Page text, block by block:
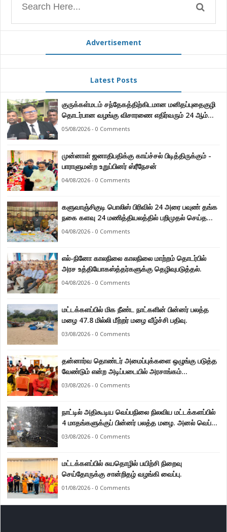
Advertisement
Latest Posts
குருக்கள்மடம் சந்தேகத்திற்கிடமான மனிதப்புதைகுழி
தொடர்பான வழங்கு விசாரணை எதிர்வரும் 24 ஆம்
திகதிக்கு தவணையிடப்பட்டுள்ளது.
05/08/2026 - 0 Comments
முன்னாள் ஜனாதிபதிக்கு காய்ச்சல் பிடித்திருக்கும் -
பாராளுமன்ற உறுப்பினர் ஸ்ரீநேசன்
04/08/2026 - 0 Comments
களுவாஞ்சிகுடி பொலிஸ் பிரிவில் 24 அரை பவுண் தங்க
நகை களவு 24 மணித்தியலத்தில் பறிமுதல் செய்த
பொலிசார்.
04/08/2026 - 0 Comments
எல்-நினோ காலநிலை காலநிலை மாற்றம் தொடர்பில்
அரச உத்தியோகஸ்த்தர்களுக்கு தெழிவுபடுத்தல்.
04/08/2026 - 0 Comments
மட்டக்களப்பில் மிக நீண்ட நாட்களின் பின்னர் பலத்த
மழை 47.8 மில்லி மீற்றர் மழை வீழ்ச்சி பதிவு.
03/08/2026 - 0 Comments
தன்னார்வ தொண்டர் அமைப்புக்களை ஒழுங்கு படுத்த
வேண்டும் என்ற அடிப்படையில் அரசாங்கம்
கொண்டுவரவுள்ள சட்டம் - சட்டத்தரணி ஐங்கரன்.
03/08/2026 - 0 Comments
நாட்டில் அதிகூடிய வெப்பநிலை நிலவிய மட்டக்களப்பில்
4 மாதங்களுக்குப் பின்னர் பலத்த மழை. அனல் வெப்பக்
காலநிலை தணிந்தது.
03/08/2026 - 0 Comments
மட்டக்களப்பில் சுயதொழில் பயிற்சி நிறைவு
செய்தோருக்கு சான்றிதழ் வழங்கி வைப்பு.
01/08/2026 - 0 Comments